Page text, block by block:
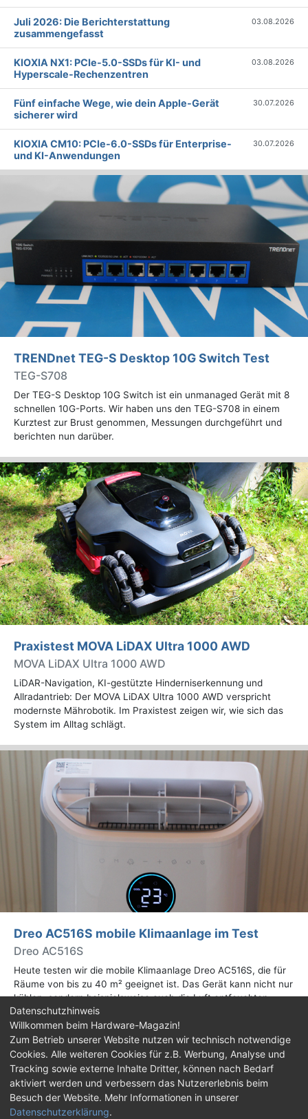
Juli 2026: Die Bericht­erstattung
zusammengefasst
03.08.2026
KIOXIA NX1: PCIe-5.0-SSDs für KI- und
Hyperscale-Rechenzentren
03.08.2026
Fünf einfache Wege, wie dein Apple-Gerät
sicherer wird
30.07.2026
KIOXIA CM10: PCIe-6.0-SSDs für Enterprise-
und KI-Anwendungen
30.07.2026
TRENDnet TEG-S Desktop 10G Switch Test
TEG-S708
Der TEG-S Desktop 10G Switch ist ein unmanaged Gerät mit 8
schnellen 10G-Ports. Wir haben uns den TEG-S708 in einem
Kurztest zur Brust genommen, Messungen durchgeführt und
berichten nun darüber.
Praxistest MOVA LiDAX Ultra 1000 AWD
MOVA LiDAX Ultra 1000 AWD
LiDAR-Navigation, KI-gestützte Hinderniserkennung und
Allradantrieb: Der MOVA LiDAX Ultra 1000 AWD verspricht
modernste Mährobotik. Im Praxistest zeigen wir, wie sich das
System im Alltag schlägt.
Dreo AC516S mobile Klimaanlage im Test
Dreo AC516S
Heute testen wir die mobile Klimaanlage Dreo AC516S, die für
Räume von bis zu 40 m² geeignet ist. Das Gerät kann nicht nur
kühlen, sondern beispielsweise auch die Luft entfeuchten.
Mehr dazu im Test.
Impressum |Kontakt|Jobs |Datenschutz|
Consent‑Einstellungen|Haftungsausschluss
Feed Facebook YouTube
Datenschutzhinweis
Willkommen beim Hardware-Magazin!
Zum Betrieb unserer Website nutzen wir technisch notwendige
Cookies. Alle weiteren Cookies für z.B. Werbung, Analyse und
Tracking sowie externe Inhalte Dritter, können nach Bedarf
aktiviert werden und verbessern das Nutzererlebnis beim
Besuch der Website. Mehr Informationen in unserer
Datenschutzerklärung.